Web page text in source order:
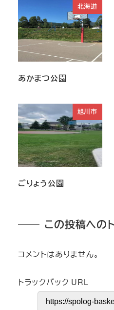
北海道
あかまつ公園
旭川市
ごりょう公園
この投稿への
コメントはありません。
トラックバック URL